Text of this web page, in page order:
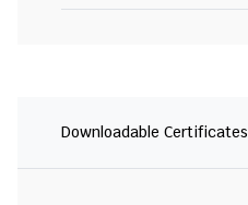
Downloadable Certificates